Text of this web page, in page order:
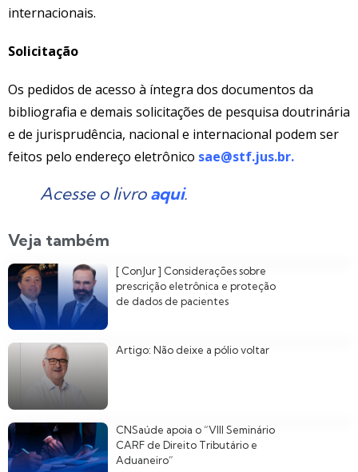
internacionais.
Solicitação
Os pedidos de acesso à íntegra dos documentos da
bibliografia e demais solicitações de pesquisa doutrinária
e de jurisprudência, nacional e internacional podem ser
feitos pelo endereço eletrônico sae@stf.jus.br.
Acesse o livroaqui.
Veja também
[ ConJur ] Considerações sobre
prescrição eletrônica e proteção
de dados de pacientes
Artigo: Não deixe a pólio voltar
CNSaúde apoia o “VIII Seminário
CARF de Direito Tributário e
Aduaneiro”